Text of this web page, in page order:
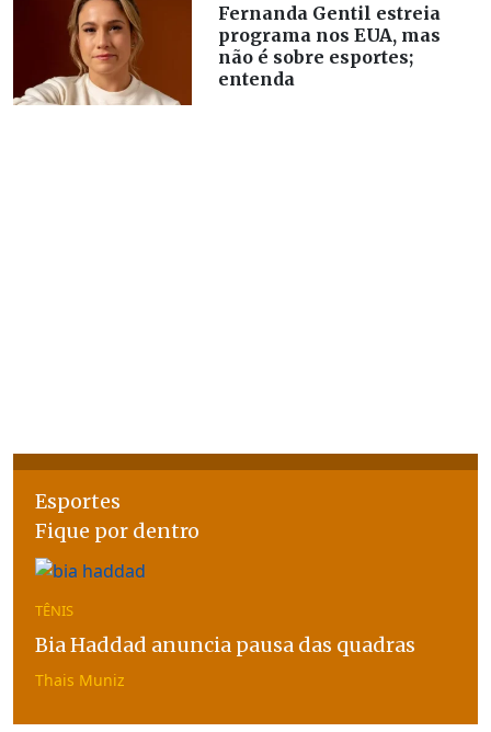
Fernanda Gentil estreia
programa nos EUA, mas
não é sobre esportes;
entenda
Esportes
Fique por dentro
TÊNIS
Bia Haddad anuncia pausa das quadras
Thais Muniz